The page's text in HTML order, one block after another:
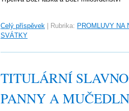
Celý příspěvek Rubrika: PROMLUVY NA
SVÁTKY
TITULÁRNÍ
PANNY A